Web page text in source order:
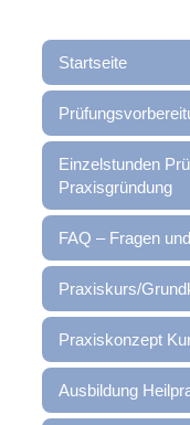
Startseite
Einzelstunden
Praxisgründung
FAQ – Fragen
Praxiskurs/
Praxiskonzept
Ausbildung